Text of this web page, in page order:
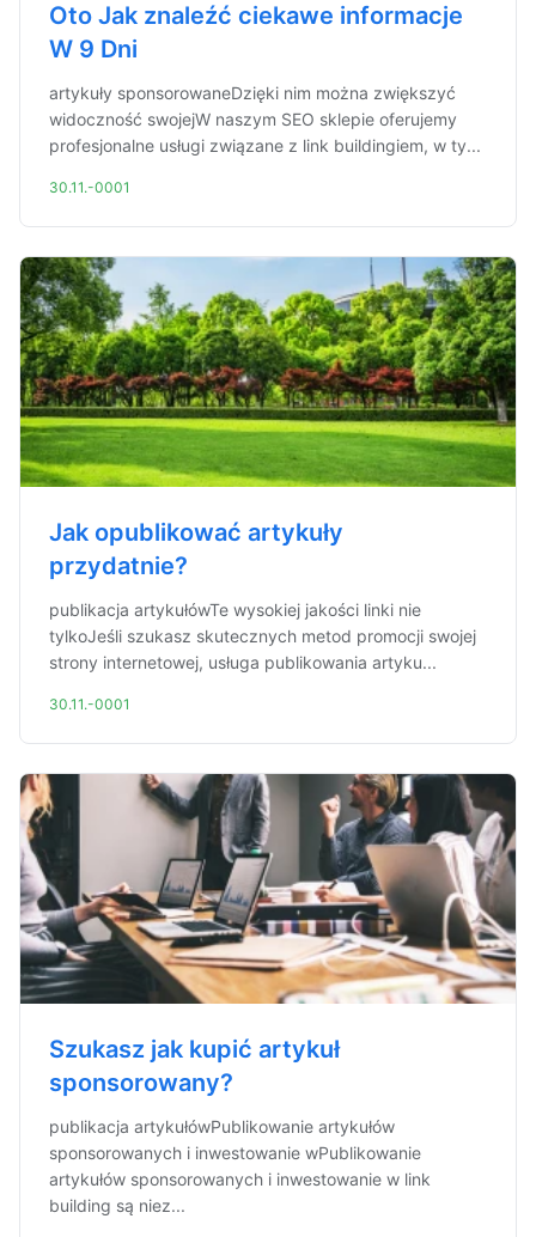
Oto Jak znaleźć ciekawe informacje
W 9 Dni
artykuły sponsorowaneDzięki nim można zwiększyć
widoczność swojejW naszym SEO sklepie oferujemy
profesjonalne usługi związane z link buildingiem, w ty...
30.11.-0001
Jak opublikować artykuły
przydatnie?
publikacja artykułówTe wysokiej jakości linki nie
tylkoJeśli szukasz skutecznych metod promocji swojej
strony internetowej, usługa publikowania artyku...
30.11.-0001
Szukasz jak kupić artykuł
sponsorowany?
publikacja artykułówPublikowanie artykułów
sponsorowanych i inwestowanie wPublikowanie
artykułów sponsorowanych i inwestowanie w link
building są niez...